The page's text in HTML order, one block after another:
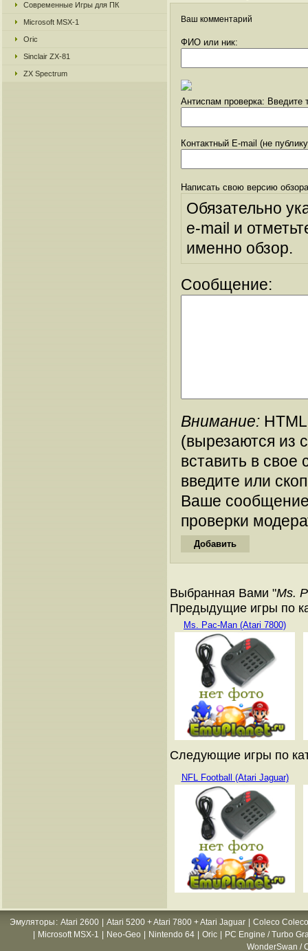
Современные Игры для ПК
Microsoft MSX-1
Oric
Sinclair ZX-81
ZX Spectrum
Ваш комментарий
ФИО или ник:
Антиспам проверка: Введите
Контактный E-mail (не
Написать свою версию
Обязательно
e-mail и
именно обзор.
Сообщение:
Внимание:
(вырезаются из
вставить в
введите или
Ваше
проверки
Выбранная Вами "Ms.
Предыдущие игры по
Ms. Pac-Man (Atari 7800)
Следующие игры по
NFL Football (Atari Jaguar)
Эмуляторы : Atari 2600 Atari 5200 + Atari 7800 + Atari Jaguar
Coleco
Microsoft MSX-1 Neo-Geo Nintendo 64 Oric
PC Engine / Turbo
WonderSwan /